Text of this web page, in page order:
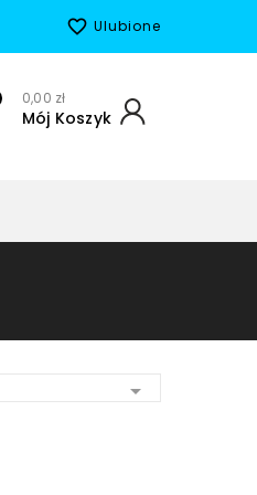
favorite_border Ulubione
0,00 zł
Mój Koszyk
